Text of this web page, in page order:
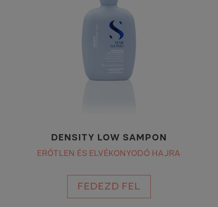
DENSITY LOW SAMPON
ERŐTLEN ÉS ELVÉKONYODÓ HAJRA
FEDEZD FEL